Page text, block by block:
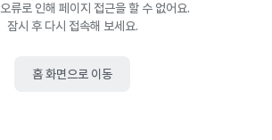
류로 인해 페이지 접근을 할 수 없어요.
잠시 후 다시 접속해 보세요.
홈 화면으로 이동